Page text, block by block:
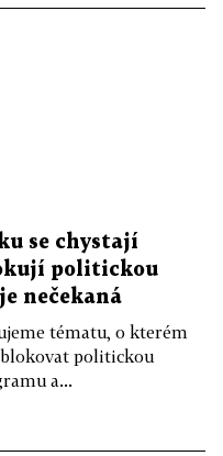
se chystají
politickou
nečekaná
tématu, o kterém
blokovat politickou
a...